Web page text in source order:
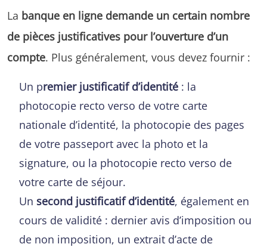
La banque en ligne demande un certain nombre
de pièces justificatives pour l’ouverture d’un
compte. Plus généralement, vous devez fournir :
Un premier justificatif d’identité : la
photocopie recto verso de votre carte
nationale d’identité, la photocopie des pages
de votre passeport avec la photo et la
signature, ou la photocopie recto verso de
votre carte de séjour.
Un second justificatif d’identité, également en
cours de validité : dernier avis d’imposition ou
de non imposition, un extrait d’acte de